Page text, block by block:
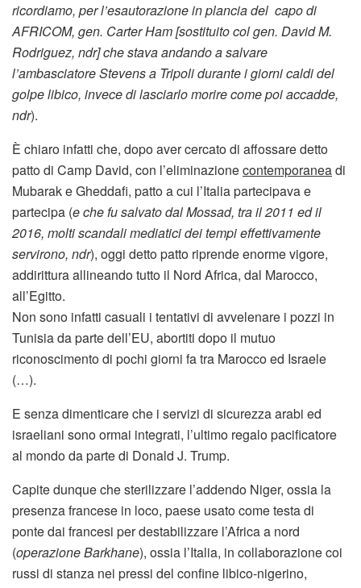
ricordiamo, per l’esautorazione in plancia del capo di
AFRICOM, gen. Carter Ham [sostituito col gen. David M.
Rodriguez, ndr] che stava andando a salvare
l’ambasciatore Stevens a Tripoli durante i giorni caldi del
golpe libico, invece di lasciarlo morire come poi accadde,
ndr).
È chiaro infatti che, dopo aver cercato di affossare detto
patto di Camp David, con l’eliminazionecontemporaneadi
Mubarak e Gheddafi, patto a cui l’Italia partecipava e
partecipa (e che fu salvato dal Mossad, tra il 2011 ed il
2016, molti scandali mediatici dei tempi effettivamente
servirono, ndr), oggi detto patto riprende enorme vigore,
addirittura allineando tutto il Nord Africa, dal Marocco,
all’Egitto.
Non sono infatti casuali i tentativi di avvelenare i pozzi in
Tunisia da parte dell’EU, abortiti dopo il mutuo
riconoscimento di pochi giorni fa tra Marocco ed Israele
(…).
E senza dimenticare che i servizi di sicurezza arabi ed
israeliani sono ormai integrati, l’ultimo regalo pacificatore
al mondo da parte di Donald J. Trump.
Capite dunque che sterilizzare l’addendo Niger, ossia la
presenza francese in loco, paese usato come testa di
ponte dai francesi per destabilizzare l’Africa a nord
(operazione Barkhane), ossia l’Italia, in collaborazione coi
russi di stanza nei pressi del confine libico-nigerino,